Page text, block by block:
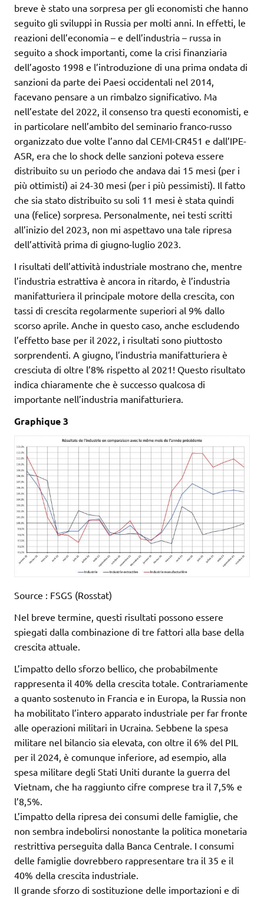
breve è stato una sorpresa per gli economisti che hanno
seguito gli sviluppi in Russia per molti anni. In effetti, le
reazioni dell’economia – e dell’industria – russa in
seguito a shock importanti, come la crisi finanziaria
dell’agosto 1998 e l’introduzione di una prima ondata di
sanzioni da parte dei Paesi occidentali nel 2014,
facevano pensare a un rimbalzo significativo. Ma
nell’estate del 2022, il consenso tra questi economisti, e
in particolare nell’ambito del seminario franco-russo
organizzato due volte l’anno dal CEMI-CR451 e dall’IPE-
ASR, era che lo shock delle sanzioni poteva essere
distribuito su un periodo che andava dai 15 mesi (per i
più ottimisti) ai 24-30 mesi (per i più pessimisti). Il fatto
che sia stato distribuito su soli 11 mesi è stata quindi
una (felice) sorpresa. Personalmente, nei testi scritti
all’inizio del 2023, non mi aspettavo una tale ripresa
dell’attività prima di giugno-luglio 2023.
I risultati dell’attività industriale mostrano che, mentre
l’industria estrattiva è ancora in ritardo, è l’industria
manifatturiera il principale motore della crescita, con
tassi di crescita regolarmente superiori al 9% dallo
scorso aprile. Anche in questo caso, anche escludendo
l’effetto base per il 2022, i risultati sono piuttosto
sorprendenti. A giugno, l’industria manifatturiera è
cresciuta di oltre l’8% rispetto al 2021! Questo risultato
indica chiaramente che è successo qualcosa di
importante nell’industria manifatturiera.
Graphique 3
Source : FSGS (Rosstat)
Nel breve termine, questi risultati possono essere
spiegati dalla combinazione di tre fattori alla base della
crescita attuale.
L’impatto dello sforzo bellico, che probabilmente
rappresenta il 40% della crescita totale. Contrariamente
a quanto sostenuto in Francia e in Europa, la Russia non
ha mobilitato l’intero apparato industriale per far fronte
alle operazioni militari in Ucraina. Sebbene la spesa
militare nel bilancio sia elevata, con oltre il 6% del PIL
per il 2024, è comunque inferiore, ad esempio, alla
spesa militare degli Stati Uniti durante la guerra del
Vietnam, che ha raggiunto cifre comprese tra il 7,5% e
l’8,5%.
L’impatto della ripresa dei consumi delle famiglie, che
non sembra indebolirsi nonostante la politica monetaria
restrittiva perseguita dalla Banca Centrale. I consumi
delle famiglie dovrebbero rappresentare tra il 35 e il
40% della crescita industriale.
Il grande sforzo di sostituzione delle importazioni e di